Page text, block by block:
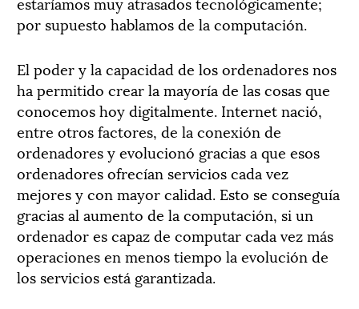
por supuesto hablamos de la computación.
El poder y la capacidad de los ordenadores nos
ha permitido crear la mayoría de las cosas que
conocemos hoy digitalmente. Internet nació,
entre otros factores, de la conexión de
ordenadores y evolucionó gracias a que esos
ordenadores ofrecían servicios cada vez
mejores y con mayor calidad. Esto se conseguía
gracias al aumento de la computación, si un
ordenador es capaz de computar cada vez más
operaciones en menos tiempo la evolución de
los servicios está garantizada.